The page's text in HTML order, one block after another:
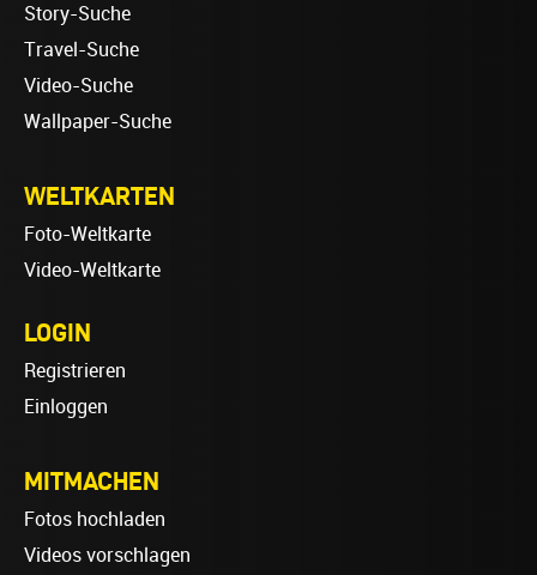
Story-Suche
Travel-Suche
Video-Suche
Wallpaper-Suche
WELTKARTEN
Foto-Weltkarte
Video-Weltkarte
LOGIN
Registrieren
Einloggen
MITMACHEN
Fotos hochladen
Videos vorschlagen